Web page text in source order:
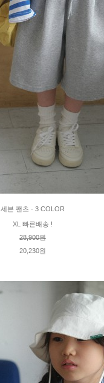
세븐 팬츠 - 3 COLOR
XL 빠른배송 !
28,900원
20,230원